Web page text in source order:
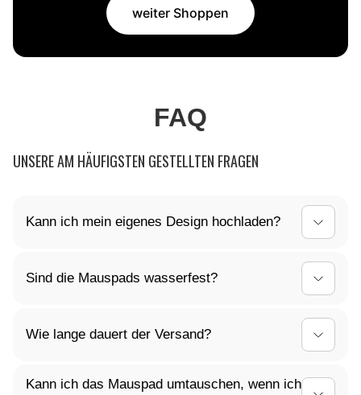
weiter Shoppen
FAQ
UNSERE AM HÄUFIGSTEN GESTELLTEN FRAGEN
Kann ich mein eigenes Design hochladen?
Vorstellungen gestalten! Lade dein individuelles
Design einfach hoch, und wir kümmern uns um den
Sind die Mauspads wasserfest?
wasserabweisend. Kleine Verschüttungen können
einfach abgewischt werden, sodass dein Mauspad
lange sauber bleibt
Wie lange dauert der Versand?
der Regel liefern wir innerhalb von 3-5 Werktagen.
Kann ich das Mauspad umtauschen, wenn ich